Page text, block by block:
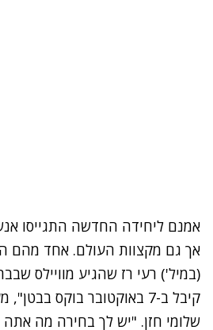
אמנם ליחידה החדשה התגייסו
אך גם מקצוות העולם. אחד מהם
(במיל') רעי רז שהגיע מוויילס
קיבל ב-7 באוקטובר בוקס
שלומי חזן. "יש לך בחירה מה